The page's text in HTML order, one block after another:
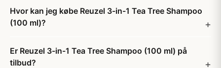
Hvor kan jeg købe Reuzel 3-in-1 Tea Tree Shampoo
(100 ml)?
Er Reuzel 3-in-1 Tea Tree Shampoo (100 ml) på
tilbud?